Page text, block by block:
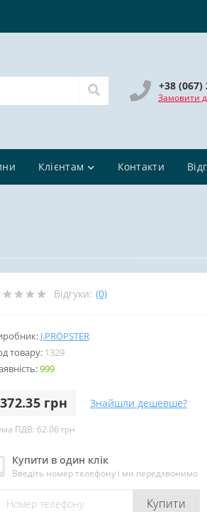
+38 (067)
Замовити
Клієнтам Контакти
Відгуки: (0)
J.PRÖPSTER
товару: 1329
999
372.35 грн Знайшли дешевше?
ПДВ: 62.06 грн
Купити в один клік
Введіть номер телефону і ми передзвонимо
Купити